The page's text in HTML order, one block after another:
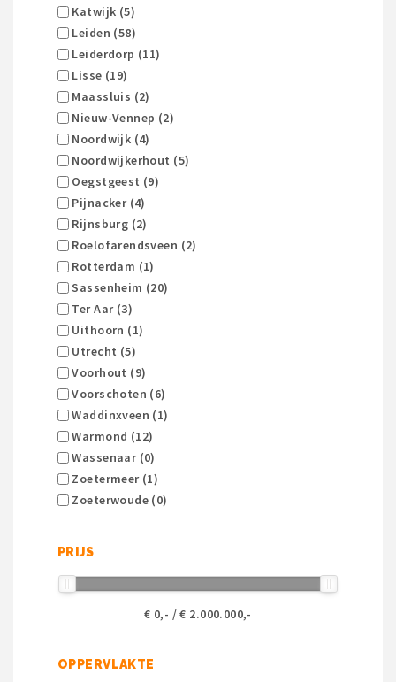
Katwijk (5)
Leiden (58)
Leiderdorp (11)
Lisse (19)
Maassluis (2)
Nieuw-Vennep (2)
Noordwijk (4)
Noordwijkerhout (5)
Oegstgeest (9)
Pijnacker (4)
Rijnsburg (2)
Roelofarendsveen (2)
Rotterdam (1)
Sassenheim (20)
Ter Aar (3)
Uithoorn (1)
Utrecht (5)
Voorhout (9)
Voorschoten (6)
Waddinxveen (1)
Warmond (12)
Wassenaar (0)
Zoetermeer (1)
Zoeterwoude (0)
PRIJS
€ 0,- / € 2.000.000,-
OPPERVLAKTE